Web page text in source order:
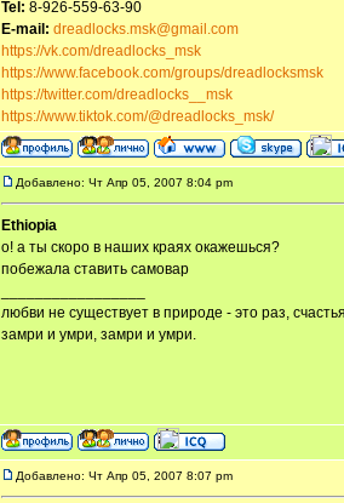
Tel: 8-926-559-63-90
E-mail: dreadlocks.msk@gmail.com
https://vk.com/dreadlocks_msk
https://www.facebook.com/groups/dreadlocksmsk
https://twitter.com/dreadlocks__msk
https://www.tiktok.com/@dreadlocks_msk/
Добавлено: Чт Апр 05, 2007 8:04 pm
Ethiopia
о! а ты скоро в наших краях окажешься?
побежала ставить самовар
любви не существует в природе - это раз,
замри и умри, замри и умри.
Добавлено: Чт Апр 05, 2007 8:07 pm